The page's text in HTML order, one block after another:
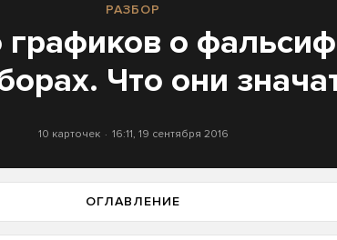
РАЗБОР
о
Что они
10 карточек 16:11, 19 сентября 2016
ОГЛАВЛЕНИЕ